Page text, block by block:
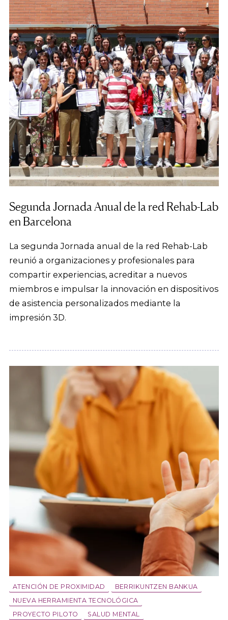
Segunda Jornada Anual de la red Rehab-Lab
en Barcelona
La segunda Jornada anual de la red Rehab-Lab
reunió a organizaciones y profesionales para
compartir experiencias, acreditar a nuevos
miembros e impulsar la innovación en dispositivos
de asistencia personalizados mediante la
impresión 3D.
ATENCIÓN DE PROXIMIDAD
BERRIKUNTZEN BANKUA
NUEVA HERRAMIENTA TECNOLÓGICA
PROYECTO PILOTO
SALUD MENTAL